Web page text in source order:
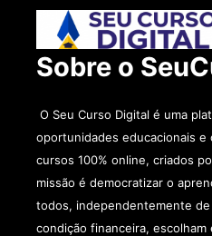
Sobre o
O Seu Curso Digital é uma
oportunidades educacionais
cursos 100% online, criados
missão é democratizar o
todos, independentemente de
condição financeira,